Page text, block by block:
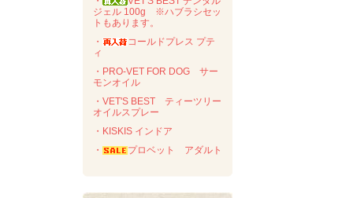
ジェル 100g ※ハブラシセッ
トもあります。
・
コールドプレス プテ
ィ
・PRO-VET FOR DOG サー
モンオイル
・VET'S BEST ティーツリー
オイルスプレー
・KISKIS インドア
・
プロベット アダルト